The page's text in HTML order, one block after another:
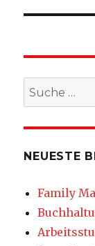
Suche
nach:
NEUESTE
Family